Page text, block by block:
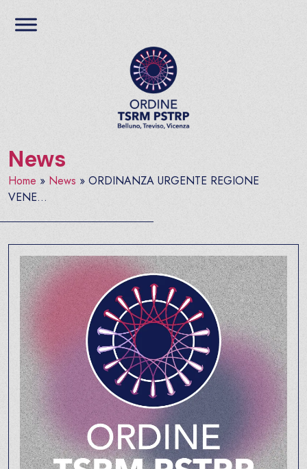
News
Home » News » ORDINANZA URGENTE REGIONE
VENE...